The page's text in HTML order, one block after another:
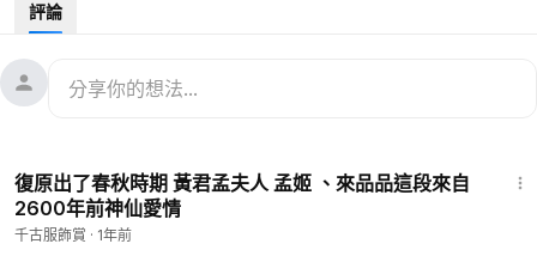
評論
復原出了春秋時期 黃君孟夫人 孟姬 、來品品這段來自
2600年前神仙愛情
千古服飾賞 · 1年前